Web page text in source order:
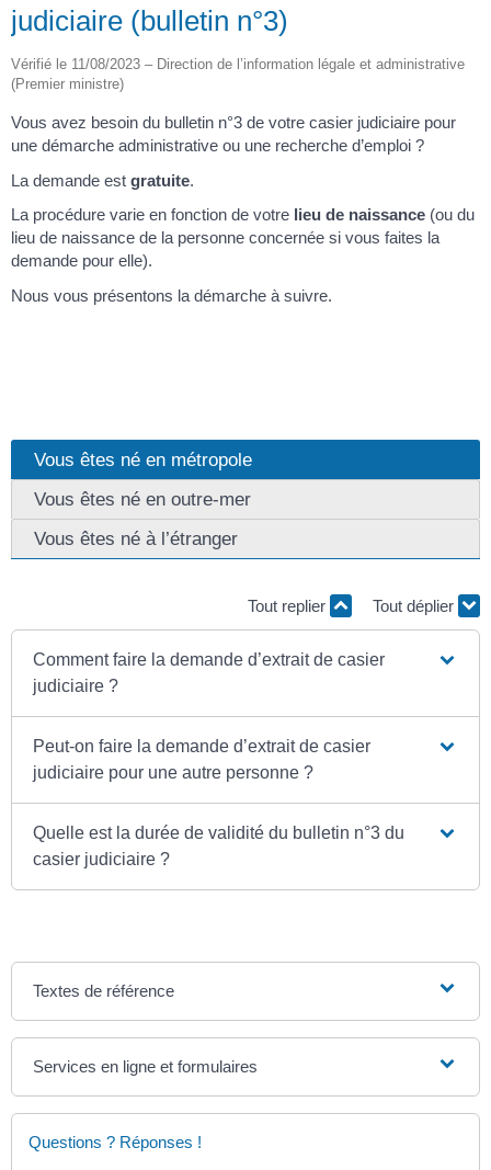
judiciaire (bulletin n°3)
Vérifié le 11/08/2023 – Direction de l’information légale et administrative
(Premier ministre)
Vous avez besoin du bulletin n°3 de votre casier judiciaire pour
une démarche administrative ou une recherche d’emploi ?
La demande est gratuite.
La procédure varie en fonction de votre lieu de naissance (ou du
lieu de naissance de la personne concernée si vous faites la
demande pour elle).
Nous vous présentons la démarche à suivre.
Vous êtes né en métropole
Vous êtes né en outre-mer
Vous êtes né à l’étranger
Tout replier Tout déplier
Comment faire la demande d’extrait de casier
judiciaire ?
Peut-on faire la demande d’extrait de casier
judiciaire pour une autre personne ?
Quelle est la durée de validité du bulletin n°3 du
casier judiciaire ?
Textes de référence
Services en ligne et formulaires
Questions ? Réponses !